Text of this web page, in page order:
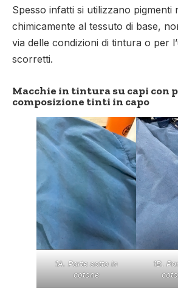
Spesso infatti si utilizzano pigmenti
chimicamente al tessuto di base,
via delle condizioni di tintura o per
scorretti.
Macchie in tintura su capi con
composizione tinti in capo
1A. Parte sotto in
cotone
1B.